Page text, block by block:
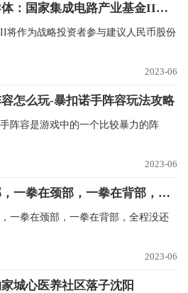
环球热消息：华虹半导体：国家集成电路产业基金II将认购不超过30亿元的人民币股份
将作为战略投资者参与建议人民币股份
2023-06
怎么玩-暴扣诺手阵容玩法攻略
阵容是游戏中的一个比较暴力的阵
2023-06
被人打了，三拳在头部，一拳在颈部，一拳在背部，全程没还手，但施暴者未满16周岁|全球速递
一拳在颈部，一拳在背部，全程没还
2023-06
城心医养社区落子沈阳